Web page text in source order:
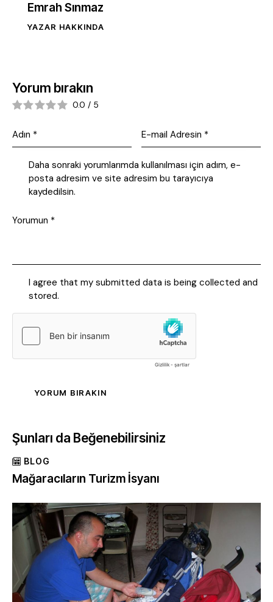
Emrah Sınmaz
YAZAR HAKKINDA
Yorum bırakın
0.0 / 5
Daha sonraki yorumlarımda kullanılması için adım, e-
posta adresim ve site adresim bu tarayıcıya
kaydedilsin.
I agree that my submitted data is being collected and
stored.
Şunları da Beğenebilirsiniz
BLOG
Mağaracıların Turizm İsyanı